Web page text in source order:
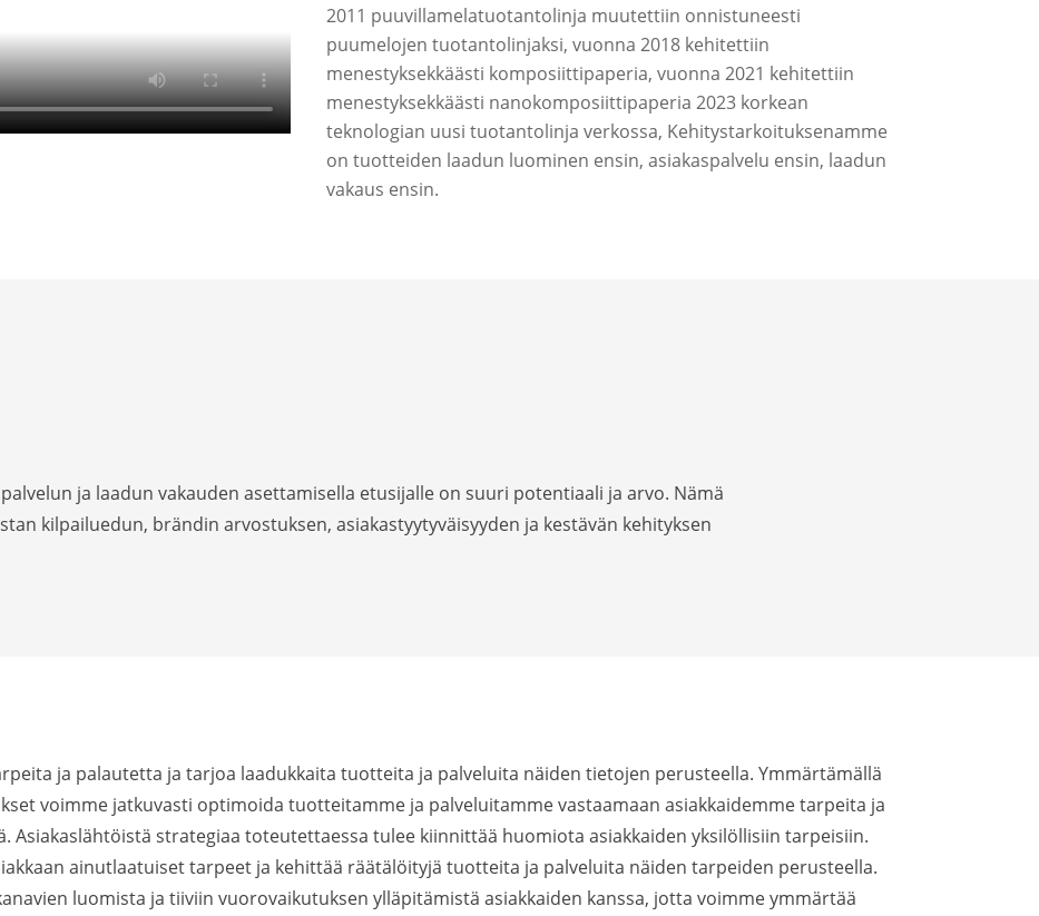
2011 puuvillamelatuotantolinja muutettiin onnistuneesti
puumelojen tuotantolinjaksi, vuonna 2018 kehitettiin
menestyksekkäästi komposiittipaperia, vuonna 2021 kehitettiin
menestyksekkäästi nanokomposiittipaperia 2023 korkean
teknologian uusi tuotantolinja verkossa, Kehitystarkoituksenamme
on tuotteiden laadun luominen ensin, asiakaspalvelu ensin, laadun
vakaus ensin.
ja laadun vakauden asettamisella etusijalle on suuri potentiaali ja arvo. Nämä
kilpailuedun, brändin arvostuksen, asiakastyytyväisyyden ja kestävän kehityksen
ja palautetta ja tarjoa laadukkaita tuotteita ja palveluita näiden tietojen perusteella. Ymmärtämällä
voimme jatkuvasti optimoida tuotteitamme ja palveluitamme vastaamaan asiakkaidemme tarpeita ja
Asiakaslähtöistä strategiaa toteutettaessa tulee kiinnittää huomiota asiakkaiden yksilöllisiin tarpeisiin.
ainutlaatuiset tarpeet ja kehittää räätälöityjä tuotteita ja palveluita näiden tarpeiden perusteella.
luomista ja tiiviin vuorovaikutuksen ylläpitämistä asiakkaiden kanssa, jotta voimme ymmärtää